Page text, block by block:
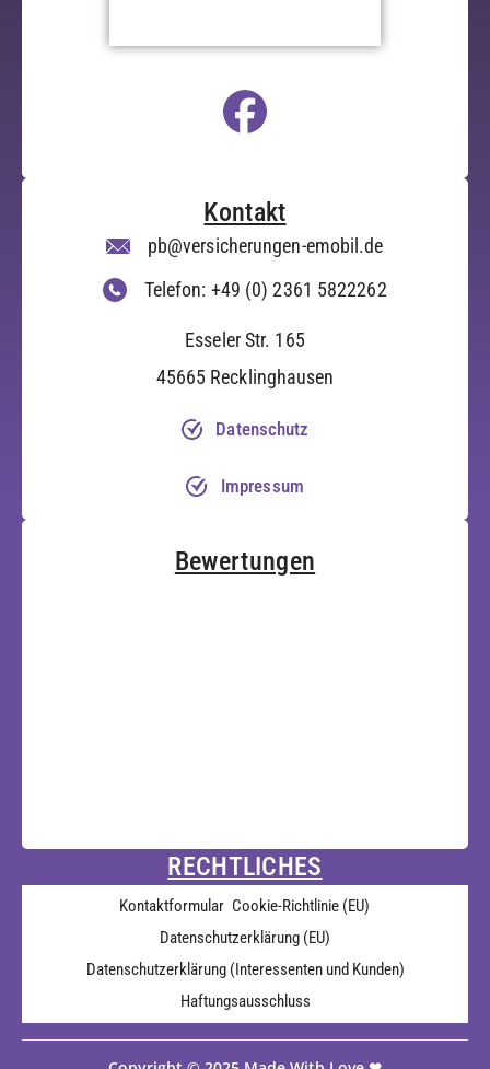
Kontakt
pb@versicherungen-emobil.de
Telefon: +49 (0) 2361 5822262
Esseler Str. 165
45665 Recklinghausen
Datenschutz
Impressum
Bewertungen
RECHTLICHES
Kontaktformular Cookie-Richtlinie (EU)
Datenschutzerklärung (EU)
Datenschutzerklärung (Interessenten und Kunden)
Haftungsausschluss